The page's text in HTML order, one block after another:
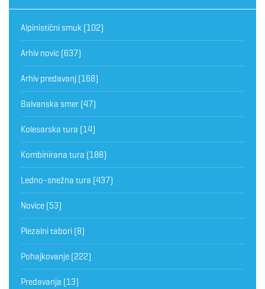
Alpinistični smuk (102)
Arhiv novic (637)
Arhiv predavanj (168)
Balvanska smer (47)
Kolesarska tura (14)
Kombinirana tura (188)
Ledno-snežna tura (437)
Novice (53)
Plezalni tabori (8)
Pohajkovanje (222)
Predavanja (13)